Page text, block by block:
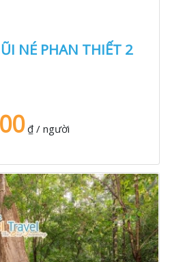
NÉ PHAN THIẾT 2
₫ / người